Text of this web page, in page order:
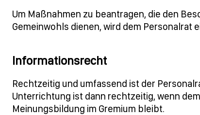
Um Maßnahmen zu beantragen, die den
Gemeinwohls dienen, wird dem Personalrat
Informationsrecht
Rechtzeitig und umfassend ist der
Unterrichtung ist dann rechtzeitig, wenn
Meinungsbildung im Gremium bleibt.